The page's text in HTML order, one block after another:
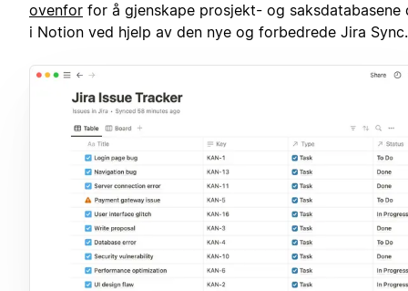
ovenfor for å gjenskape prosjekt- og saksdatabasene
i Notion ved hjelp av den nye og forbedrede Jira Sync.